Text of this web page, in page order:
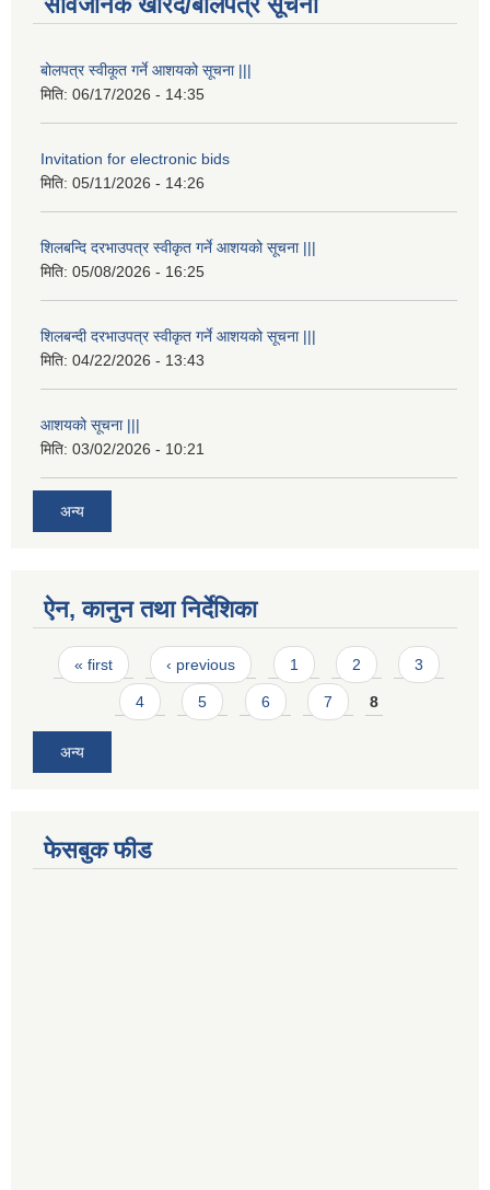
बोलपत्र स्वीकूत गर्ने आशयको सूचना |||
मिति: 06/17/2026 - 14:35
Invitation for electronic bids
मिति: 05/11/2026 - 14:26
शिलबन्दि दरभाउपत्र स्वीकृत गर्ने आशयको सूचना |||
मिति: 05/08/2026 - 16:25
शिलबन्दी दरभाउपत्र स्वीकृत गर्ने आशयको सूचना |||
मिति: 04/22/2026 - 13:43
आशयको सूचना |||
मिति: 03/02/2026 - 10:21
अन्य
ऐन, कानुन तथा निर्देशिका
Pages
« first ‹ previous 1 2 3
4 5 6 7 8
अन्य
फेसबुक फीड